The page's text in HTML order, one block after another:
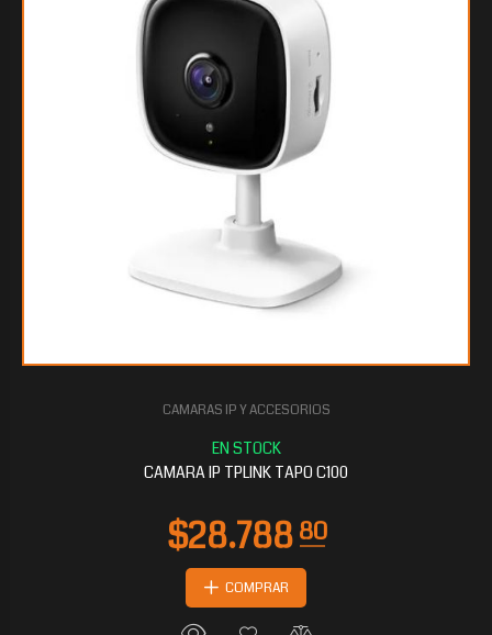
CAMARAS IP Y ACCESORIOS
CAMARA IP TPLINK TAPO C100
COMPRAR